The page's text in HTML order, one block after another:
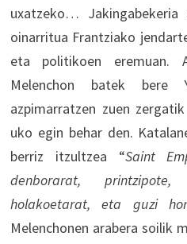
uxatzeko…
oinarritua Frantziako
eta politikoen eremuan.
Melenchon batek bere
azpimarratzen zuen
uko egin behar den.
berriz itzultzea “Saint
denborarat,
holakoetarat, eta guzi
Melenchonen arabera soilik